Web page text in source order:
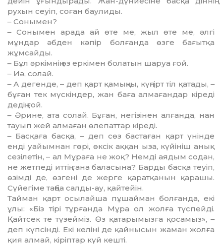
рухын сеуіп, соған баулиды.
– Сонымен?
– Сонымен арада ай өте ме, жыл өте ме, әлгі
мұндар әбден кәпір болғанда өзге бағытқа
жұмсайды.
– Бұл әркімнің өз еркімен болатын шаруа ғой.
– Иә, солай.
– А дегенде, – деп қарт қамыңқы, күңгірт тіл қатады, –
бұған тек мүскіндер, жан баға алмағандар кіреді
дедің ғой.
– Әрине, ата солай. Бұған, негізінен алғанда, нан
тауып жей алмаған өлепаттар кіреді.
– Басқаға басқа, – деп сөз бастаған қарт үнінде
енді уайымнан гөрі, өксік аққан ыза, күйініш анық
сезілетін, – ал Мұраға не жоқ? Немді аядым содан,
не жетпеді иттің ғана баласына? Барды басқа теуіп,
өзімді де, өзгені де жерге қаратқанын қарашы.
Сүйегіме таңба салды-ау, қайтейін.
Тайман қарт осылайша пұшайман болғанда, екі
ұлы: «Біз тірі тұрғанда Мұра ол жолға түспейді.
Қайтсек те түзейміз. Өз қатарымызға қосамыз», –
деп күпсінді. Екі келіні де қайнысын жаман жолға
қия алмай, кіріптар күй кешті.